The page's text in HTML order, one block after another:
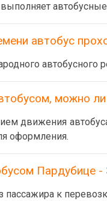
выполняет
автобус
автобусного
можно
движения
оформления.
Пардубице -
к